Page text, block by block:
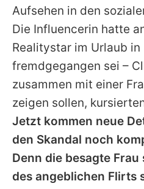
App
Aufsehen in den
Die Influencerin hatte
Realitystar im Urlaub in
fremdgegangen sei –
zusammen mit einer
zeigen sollen,
Jetzt kommen neue
den Skandal noch
Denn die besagte
des angeblichen Flirts